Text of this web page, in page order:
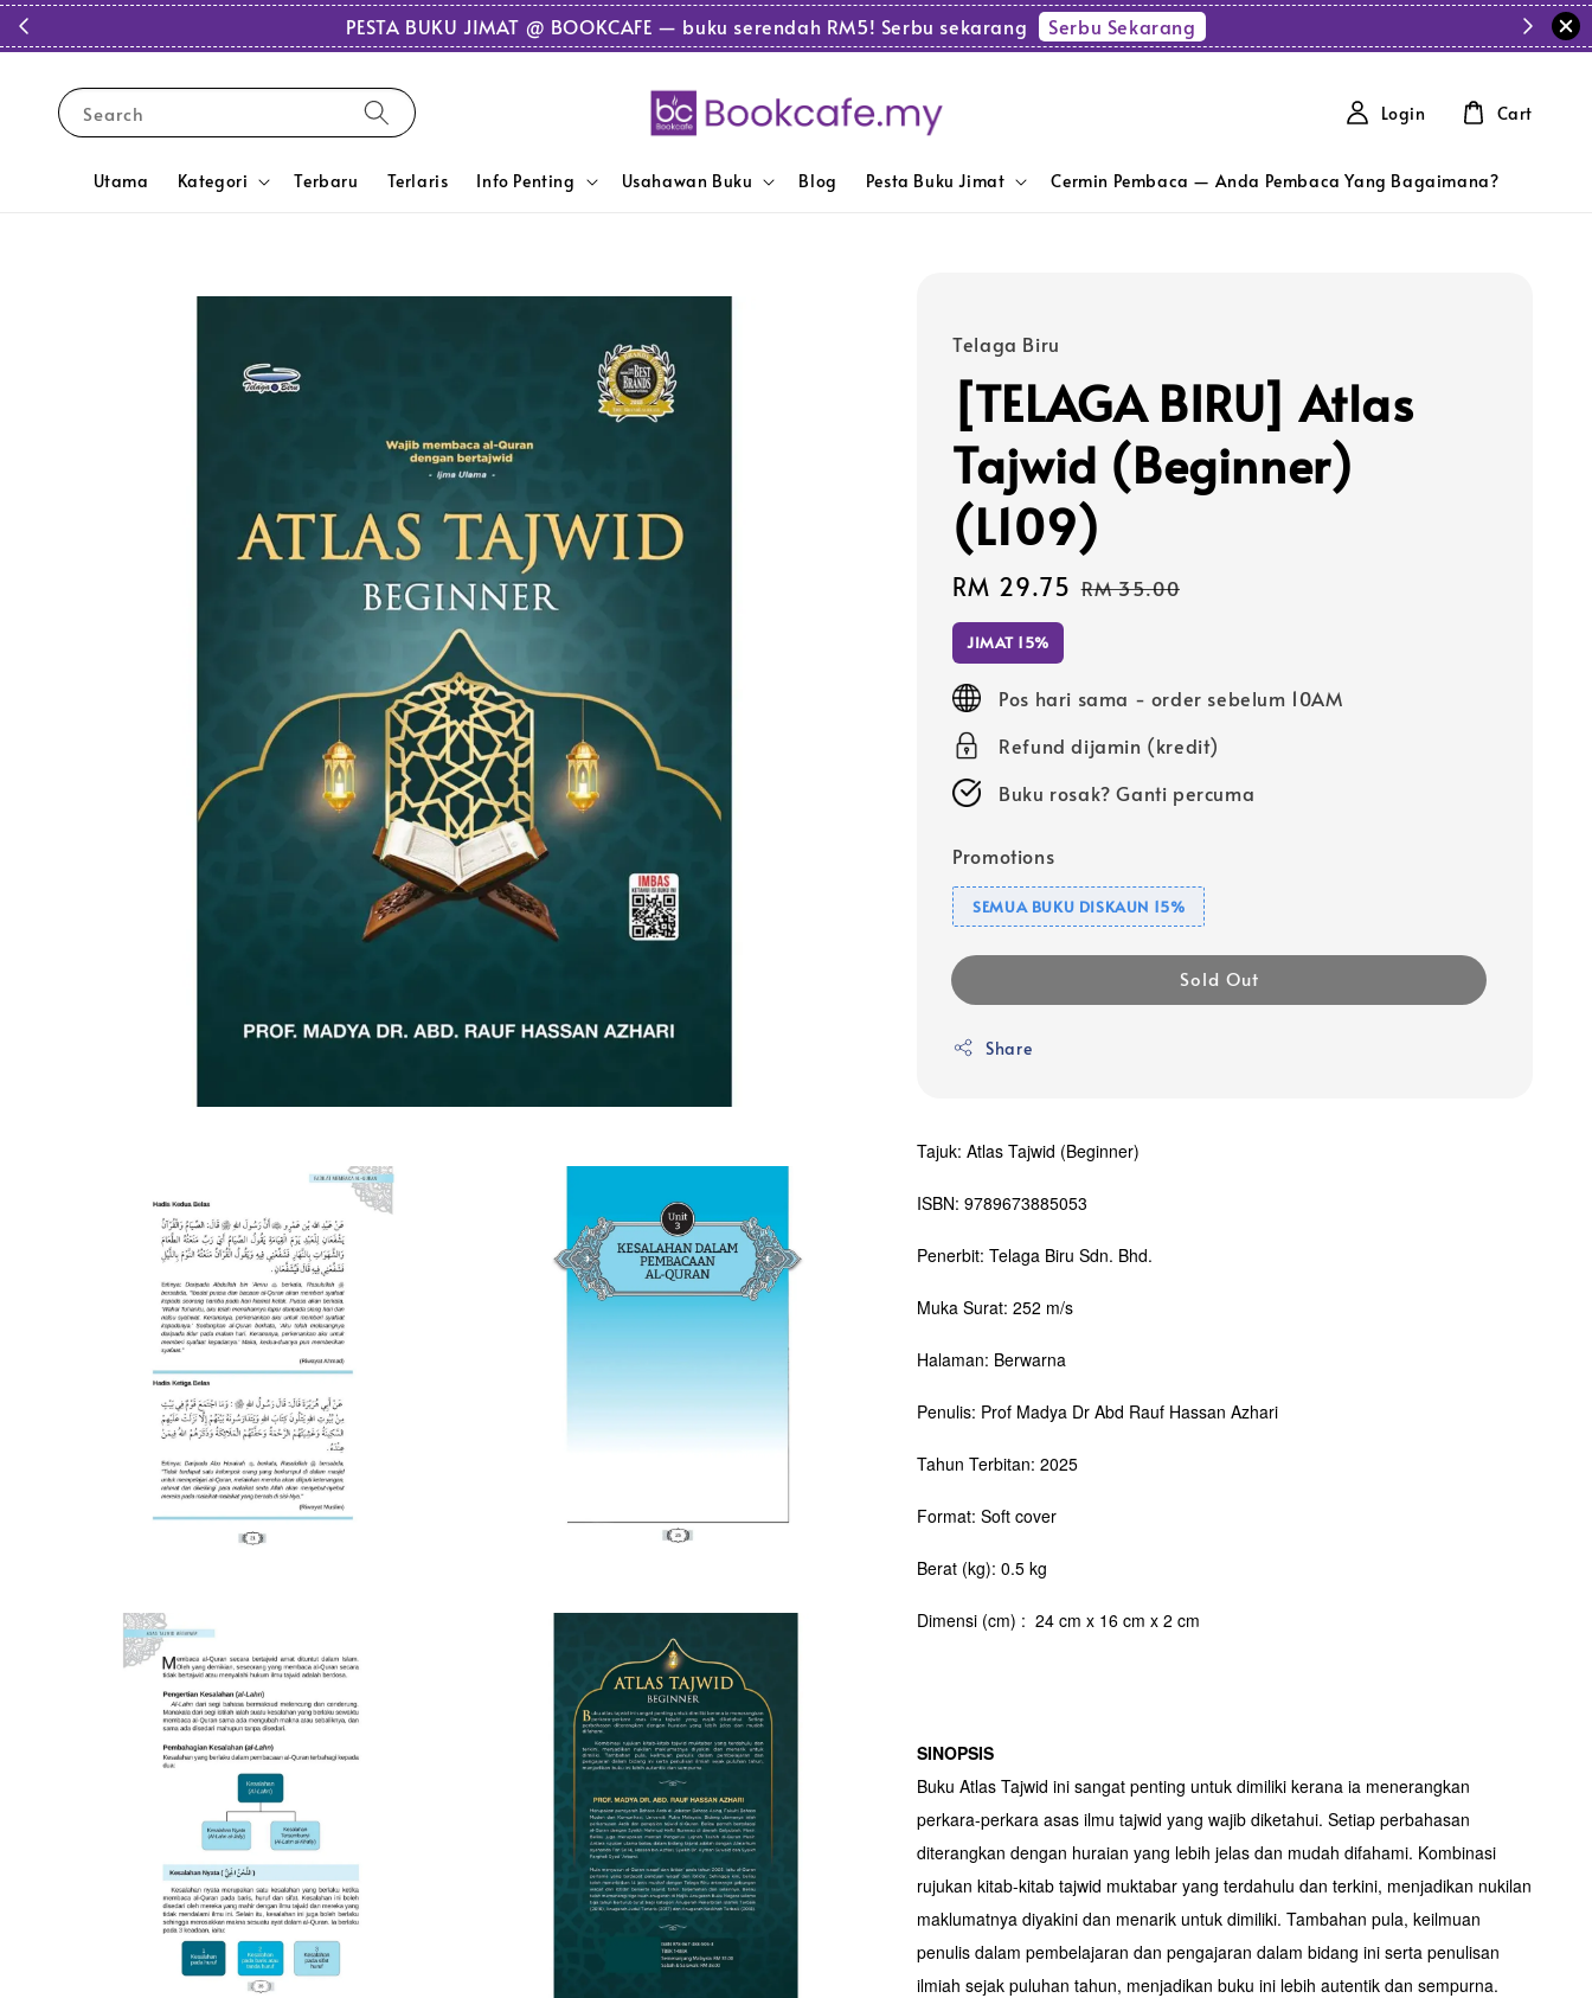
PESTA BUKU JIMAT @ BOOKCAFE — buku serendah RM5! Serbu sekarang Serbu Sekarang
Search
Utama Kategori Terbaru Terlaris Info Penting Usahawan Buku Blog Pesta Buku Jimat Cermin Pembaca — Anda Pembaca Yang Bagaimana?
Login Cart
Telaga Biru
[TELAGA BIRU] Atlas
Tajwid (Beginner)
(L109)
Sale
price
RM 29.75 Regular
RM 35.00
JIMAT 15%
Pos hari sama - order sebelum 10AM
Refund dijamin (kredit)
Buku rosak? Ganti percuma
Promotions
SEMUA BUKU DISKAUN 15%
Sold Out
Share
Tajuk: Atlas Tajwid (Beginner)
ISBN: 9789673885053
Penerbit: Telaga Biru Sdn. Bhd.
Muka Surat: 252 m/s
Halaman: Berwarna
Penulis: Prof Madya Dr Abd Rauf Hassan Azhari
Tahun Terbitan: 2025
Format: Soft cover
Berat (kg): 0.5 kg
Dimensi (cm) : 24 cm x 16 cm x 2 cm
SINOPSIS
Buku Atlas Tajwid ini sangat penting untuk dimiliki kerana ia menerangkan
perkara-perkara asas ilmu tajwid yang wajib diketahui. Setiap perbahasan
diterangkan dengan huraian yang lebih jelas dan mudah difahami. Kombinasi
rujukan kitab-kitab tajwid muktabar yang terdahulu dan terkini, menjadikan nukilan
maklumatnya diyakini dan menarik untuk dimiliki. Tambahan pula, keilmuan
penulis dalam pembelajaran dan pengajaran dalam bidang ini serta penulisan
ilmiah sejak puluhan tahun, menjadikan buku ini lebih autentik dan sempurna.